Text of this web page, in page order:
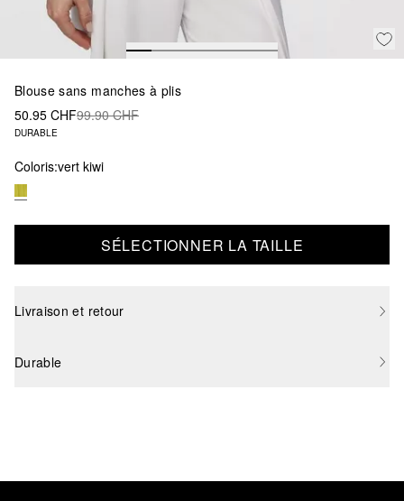
Blouse sans manches à plis
50.95 CHF99.90 CHF
DURABLE
Coloris:vert kiwi
SÉLECTIONNER LA TAILLE
Livraison et retour
Durable